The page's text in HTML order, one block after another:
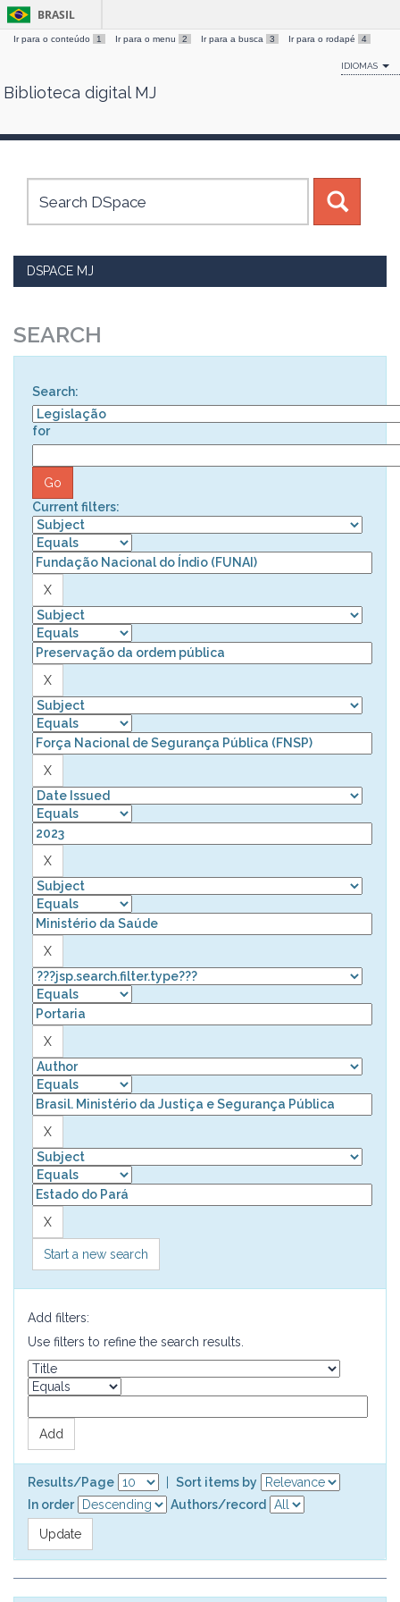
Skip
BRASIL
Ir para o conteúdo 1 Ir para o menu 2 Ir para a busca 3 Ir para o rodapé 4
IDIOMAS
Biblioteca digital MJ
DSPACE MJ
SEARCH
Search:
for
Current filters:
Start a new search
Add filters:
Use filters to refine the search results.
Results/Page
Sort items by
In order
Authors/record